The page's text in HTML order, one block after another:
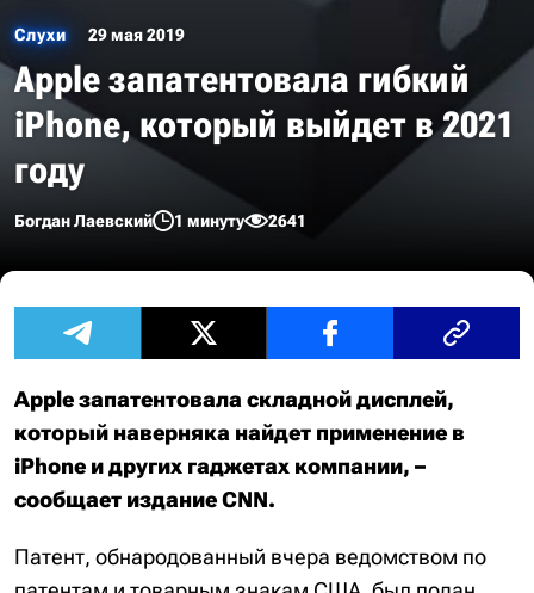
Слухи 29 мая 2019
Apple запатентовала гибкий
iPhone, который выйдет в 2021
году
Богдан Лаевский 1 минуту 2641
Apple запатентовала складной дисплей,
который наверняка найдет применение в
iPhone и других гаджетах компании, –
сообщает издание CNN.
Патент, обнародованный вчера ведомством по